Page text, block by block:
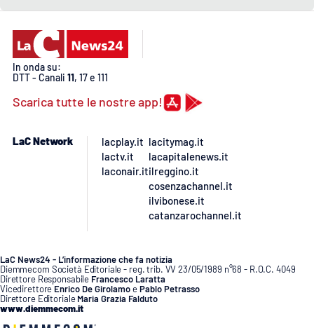
Lactv.it
Lacapitalenews.it
Cosenzachannel.it
Ilvibonese.it
Catanzarochannel.it
In onda su:
DTT - Canali 11, 17 e 111
Scarica tutte le nostre app!
LaC Network
lacplay.it
lactv.it
laconair.it
lacitymag.it
lacapitalenews.it
ilreggino.it
cosenzachannel.it
ilvibonese.it
catanzarochannel.it
LaC News24 - L’informazione che fa notizia
Diemmecom Società Editoriale - reg. trib. VV 23/05/1989 n°68 - R.O.C. 4049
Direttore Responsabile Francesco Laratta
Vicedirettore Enrico De GirolamoePablo Petrasso
Direttore Editoriale Maria Grazia Falduto
www.diemmecom.it